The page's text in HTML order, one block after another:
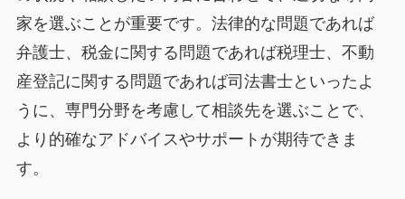
家を選ぶことが重要です。法律的な問題であれば
弁護士、税金に関する問題であれば税理士、不動
産登記に関する問題であれば司法書士といったよ
うに、専門分野を考慮して相談先を選ぶことで、
より的確なアドバイスやサポートが期待できま
す。